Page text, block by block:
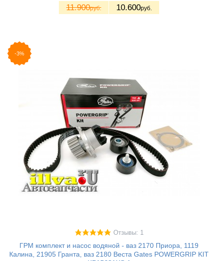
11.900руб. 10.600руб.
-3%
Отзывы: 1
ГРМ комплект и насос водяной - ваз 2170 Приора, 1119
Калина, 21905 Гранта, ваз 2180 Веста Gates POWERGRIP KIT